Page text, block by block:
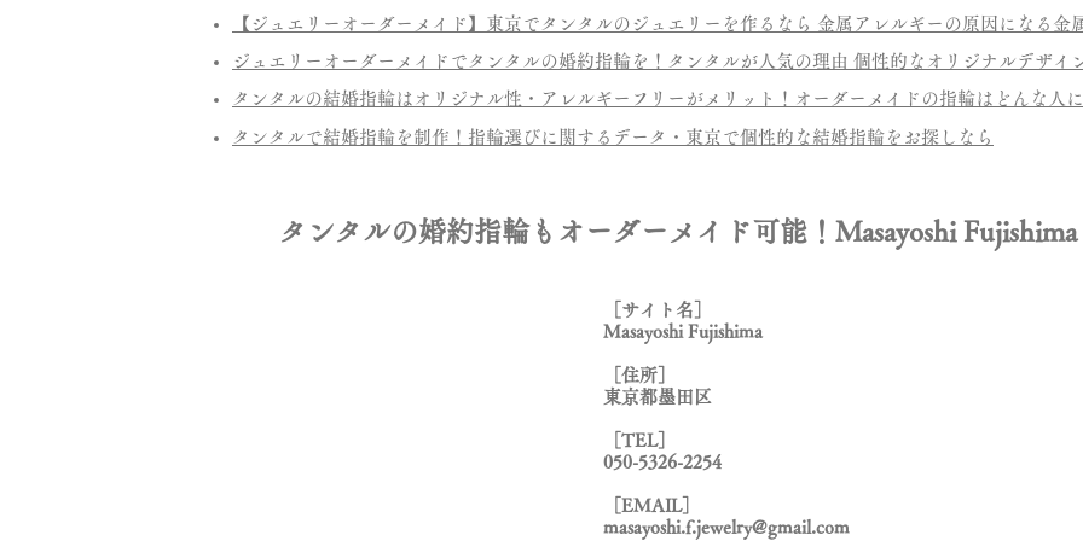
【ジュエリーオーダーメイド】東京でタンタルのジュエリーを作るなら 金属アレルギーの原因になる金
ジュエリーオーダーメイドでタンタルの婚約指輪を！タンタルが人気の理由 個性的なオリジナルデザイ
タンタルの結婚指輪はオリジナル性・アレルギーフリーがメリット！オーダーメイドの指輪はどんな人
タンタルで結婚指輪を制作！指輪選びに関するデータ・東京で個性的な結婚指輪をお探しなら
タンタルの婚約指輪もオーダーメイド可能！Masayoshi Fujishima
［サイト名］
Masayoshi Fujishima
［住所］
東京都墨田区
［TEL］
050-5326-2254
［EMAIL］
masayoshi.f.jewelry@gmail.com